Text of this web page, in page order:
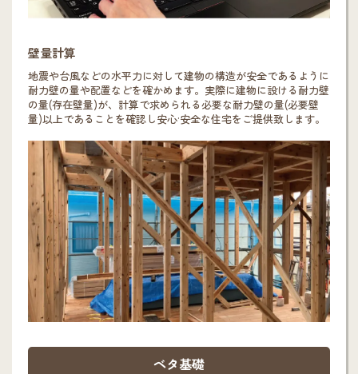
壁量計算
地震や台風などの水平力に対して建物の構造が安全であるように
耐力壁の量や配置などを確かめます。実際に建物に設ける耐力壁
の量(存在壁量)が、計算で求められる必要な耐力壁の量(必要壁
量)以上であることを確認し安心·安全な住宅をご提供致します。
ベタ基礎